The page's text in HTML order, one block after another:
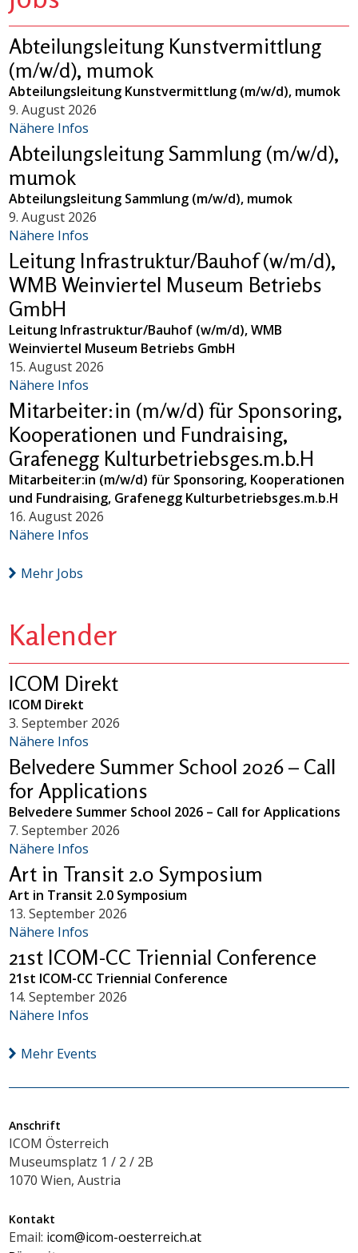
Abteilungsleitung Kunstvermittlung
(m/w/d), mumok
Abteilungsleitung Kunstvermittlung (m/w/d), mumok
9. August 2026
Nähere Infos
Abteilungsleitung Sammlung (m/w/d),
mumok
Abteilungsleitung Sammlung (m/w/d), mumok
9. August 2026
Nähere Infos
Leitung Infrastruktur/Bauhof (w/m/d),
WMB Weinviertel Museum Betriebs
GmbH
Leitung Infrastruktur/Bauhof (w/m/d), WMB
Weinviertel Museum Betriebs GmbH
15. August 2026
Nähere Infos
Mitarbeiter:in (m/w/d) für Sponsoring,
Kooperationen und Fundraising,
Grafenegg Kulturbetriebsges.m.b.H
Mitarbeiter:in (m/w/d) für Sponsoring, Kooperationen
und Fundraising, Grafenegg Kulturbetriebsges.m.b.H
16. August 2026
Nähere Infos
Mehr Jobs
Kalender
ICOM Direkt
ICOM Direkt
3. September 2026
Nähere Infos
Belvedere Summer School 2026 – Call
for Applications
Belvedere Summer School 2026 – Call for Applications
7. September 2026
Nähere Infos
Art in Transit 2.0 Symposium
Art in Transit 2.0 Symposium
13. September 2026
Nähere Infos
21st ICOM-CC Triennial Conference
21st ICOM-CC Triennial Conference
14. September 2026
Nähere Infos
Mehr Events
Anschrift
ICOM Österreich
Museumsplatz 1 / 2 / 2B
1070 Wien, Austria
Kontakt
Email: icom@icom-oesterreich.at